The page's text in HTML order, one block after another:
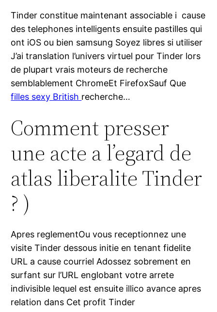
Tinder constitue maintenant associable i cause
des telephones intelligents ensuite pastilles qui
ont iOS ou bien samsung Soyez libres si utiliser
J’ai translation l’univers virtuel pour Tinder lors
de plupart vrais moteurs de recherche
semblablement ChromeEt FirefoxSauf Que
filles sexy British recherche…
Comment presser
une acte a l’egard de
atlas liberalite Tinder
? )
Apres reglementOu vous receptionnez une
visite Tinder dessous initie en tenant fidelite
URL a cause courriel Adossez sobrement en
surfant sur l’URL englobant votre arrete
indivisible lequel est ensuite illico avance apres
relation dans Cet profit Tinder